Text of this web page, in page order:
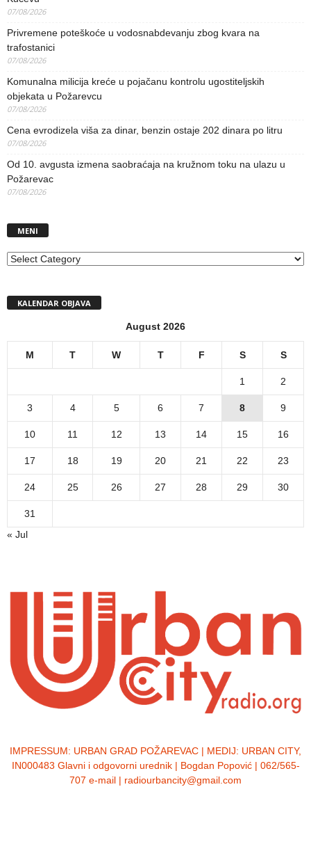
07/08/2026
Privremene poteškoće u vodosnabdevanju zbog kvara na
trafostanici
07/08/2026
Komunalna milicija kreće u pojačanu kontrolu ugostiteljskih
objekata u Požarevcu
07/08/2026
Cena evrodizela viša za dinar, benzin ostaje 202 dinara po litru
07/08/2026
Od 10. avgusta izmena saobraćaja na kružnom toku na ulazu u
Požarevac
07/08/2026
MENI
MENI
KALENDAR OBJAVA
August 2026
M T W T F S S
1 2
3 4 5 6 7 8 9
10 11 12 13 14 15 16
17 18 19 20 21 22 23
24 25 26 27 28 29 30
31
« Jul
IMPRESSUM: URBAN GRAD POŽAREVAC | MEDIJ: URBAN CITY,
IN000483 Glavni i odgovorni urednik | Bogdan Popović | 062/565-
707 e-mail | radiourbancity@gmail.com